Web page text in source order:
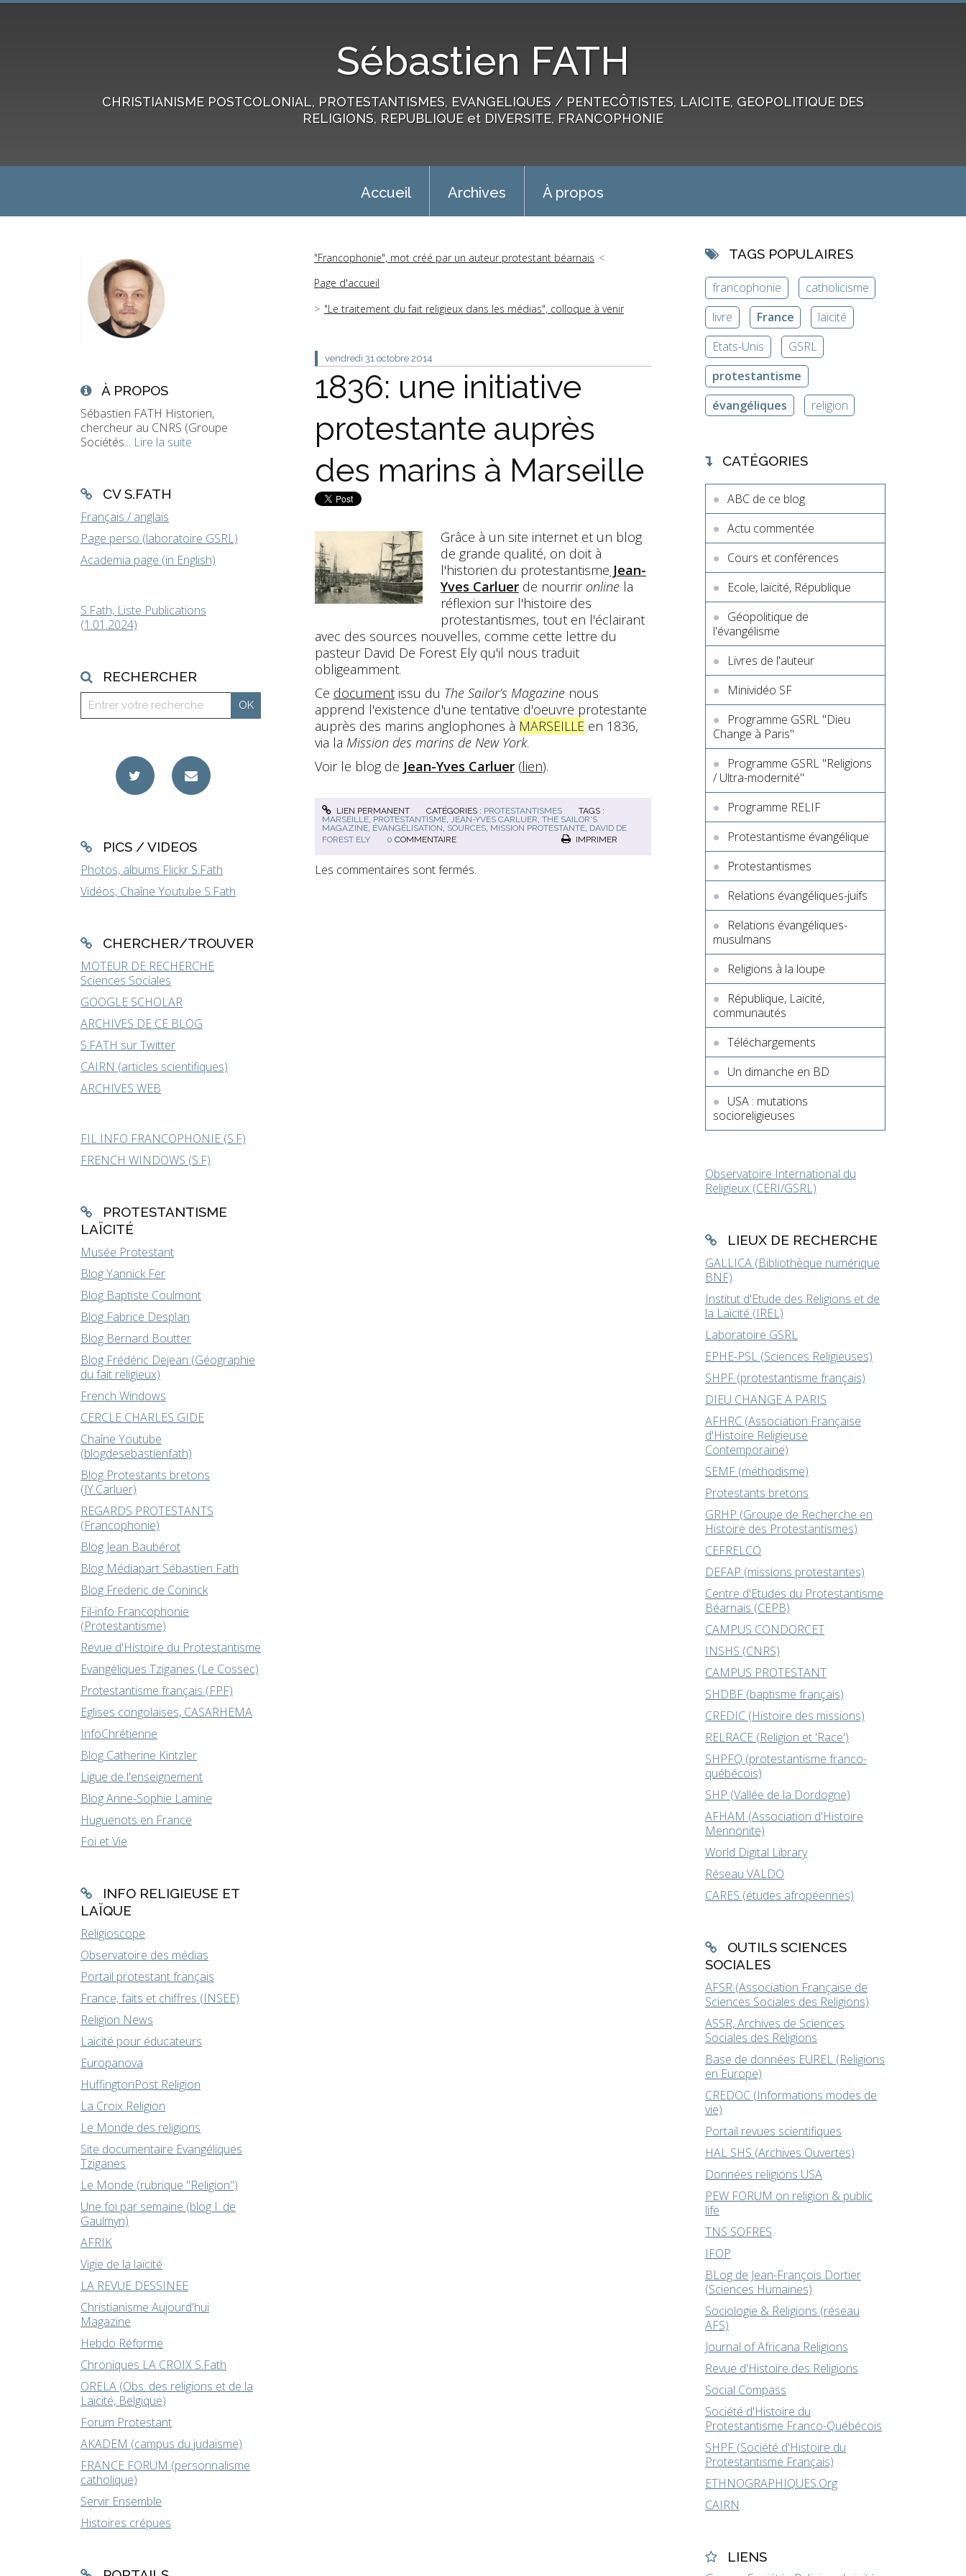
Sébastien FATH
CHRISTIANISME POSTCOLONIAL, PROTESTANTISMES, EVANGELIQUES / PENTECÔTISTES, LAICITE, GEOPOLITIQUE DES
RELIGIONS, REPUBLIQUE et DIVERSITE, FRANCOPHONIE
Accueil Archives À propos
À PROPOS
Sébastien FATH Historien,
chercheur au CNRS (Groupe
Sociétés... Lire la suite
CV S.FATH
Français / anglais
Page perso (laboratoire GSRL)
Academia page (in English)
S.Fath, Liste Publications
(1.01.2024)
RECHERCHER
PICS / VIDEOS
Photos, albums Flickr S.Fath
Vidéos, Chaîne Youtube S.Fath
CHERCHER/TROUVER
MOTEUR DE RECHERCHE
Sciences Sociales
GOOGLE SCHOLAR
ARCHIVES DE CE BLOG
S.FATH sur Twitter
CAIRN (articles scientifiques)
ARCHIVES WEB
FIL INFO FRANCOPHONIE (S.F)
FRENCH WINDOWS (S.F)
PROTESTANTISME
LAÏCITÉ
Musée Protestant
Blog Yannick Fer
Blog Baptiste Coulmont
Blog Fabrice Desplan
Blog Bernard Boutter
Blog Frédéric Dejean (Géographie
du fait religieux)
French Windows
CERCLE CHARLES GIDE
Chaîne Youtube
(blogdesebastienfath)
Blog Protestants bretons
(JY.Carluer)
REGARDS PROTESTANTS
(Francophonie)
Blog Jean Baubérot
Blog Médiapart Sébastien Fath
Blog Frederic de Coninck
Fil-info Francophonie
(Protestantisme)
Revue d'Histoire du Protestantisme
Evangéliques Tziganes (Le Cossec)
Protestantisme français (FPF)
Eglises congolaises, CASARHEMA
InfoChrétienne
Blog Catherine Kintzler
Ligue de l'enseignement
Blog Anne-Sophie Lamine
Huguenots en France
Foi et Vie
INFO RELIGIEUSE ET
LAÏQUE
Religioscope
Observatoire des médias
Portail protestant français
France, faits et chiffres (INSEE)
Religion News
Laïcité pour éducateurs
Europanova
HuffingtonPost Religion
La Croix Religion
Le Monde des religions
Site documentaire Evangéliques
Tziganes
Le Monde (rubrique "Religion")
Une foi par semaine (blog I. de
Gaulmyn)
AFRIK
Vigie de la laïcité
LA REVUE DESSINEE
Christianisme Aujourd'hui
Magazine
Hebdo Réforme
Chroniques LA CROIX S.Fath
ORELA (Obs. des religions et de la
Laïcité, Belgique)
Forum Protestant
AKADEM (campus du judaïsme)
FRANCE FORUM (personnalisme
catholique)
Servir Ensemble
Histoires crépues
"Francophonie", mot créé par un auteur protestant béarnais
Page d'accueil
"Le traitement du fait religieux dans les médias", colloque à venir
vendredi 31 octobre 2014
1836: une initiative
protestante auprès
des marins à Marseille
Grâce à un site internet et un blog
de grande qualité, on doit à
l'historien du protestantisme Jean-
Yves Carluerde nourrir onlinela
réflexion sur l'histoire des
protestantismes, tout en l'éclairant
avec des sources nouvelles, comme cette lettre du
pasteur David De Forest Ely qu'il nous traduit
obligeamment.
Ce documentissu du The Sailor’s Magazine nous
apprend l'existence d'une tentative d'oeuvre protestante
auprès des marins anglophones à MARSEILLE en 1836,
via la Mission des marins de New York.
Voir le blog de Jean-Yves Carluer(lien).
LIEN PERMANENT CATÉGORIES : PROTESTANTISMES
TAGS :
MARSEILLE, PROTESTANTISME, JEAN-YVES CARLUER, THE SAILOR'S
MAGAZINE, ÉVANGÉLISATION, SOURCES, MISSION PROTESTANTE, DAVID DE
FOREST ELY
0 COMMENTAIRE IMPRIMER
Les commentaires sont fermés.
TAGS POPULAIRES
francophonie
catholicisme
livre
France
laïcité
Etats-Unis
GSRL
protestantisme
évangéliques
religion
CATÉGORIES
ABC de ce blog
Actu commentée
Cours et conférences
Ecole, laïcité, République
Géopolitique de
l'évangélisme
Livres de l'auteur
Minividéo SF
Programme GSRL "Dieu
Change à Paris"
Programme GSRL "Religions
/ Ultra-modernité"
Programme RELIF
Protestantisme évangélique
Protestantismes
Relations évangéliques-juifs
Relations évangéliques-
musulmans
Religions à la loupe
République, Laïcité,
communautés
Téléchargements
Un dimanche en BD
USA : mutations
socioreligieuses
Observatoire International du
Religieux (CERI/GSRL)
LIEUX DE RECHERCHE
GALLICA (Bibliothèque numérique
BNF)
Institut d'Etude des Religions et de
la Laïcité (IREL)
Laboratoire GSRL
EPHE-PSL (Sciences Religieuses)
SHPF (protestantisme français)
DIEU CHANGE A PARIS
AFHRC (Association Française
d'Histoire Religieuse
Contemporaine)
SEMF (méthodisme)
Protestants bretons
GRHP (Groupe de Recherche en
Histoire des Protestantismes)
CEFRELCO
DEFAP (missions protestantes)
Centre d'Etudes du Protestantisme
Béarnais (CEPB)
CAMPUS CONDORCET
INSHS (CNRS)
CAMPUS PROTESTANT
SHDBF (baptisme français)
CREDIC (Histoire des missions)
RELRACE (Religion et 'Race')
SHPFQ (protestantisme franco-
québécois)
SHP (Vallée de la Dordogne)
AFHAM (Association d'Histoire
Mennonite)
World Digital Library
Réseau VALDO
CARES (études afropéennes)
OUTILS SCIENCES
SOCIALES
AFSR (Association Française de
Sciences Sociales des Religions)
ASSR, Archives de Sciences
Sociales des Religions
Base de données EUREL (Religions
en Europe)
CREDOC (Informations modes de
vie)
Portail revues scientifiques
HAL SHS (Archives Ouvertes)
Données religions USA
PEW FORUM on religion & public
life
TNS SOFRES
IFOP
BLog de Jean-François Dortier
(Sciences Humaines)
Sociologie & Religions (réseau
AFS)
Journal of Africana Religions
Revue d'Histoire des Religions
Social Compass
Société d'Histoire du
Protestantisme Franco-Québécois
SHPF (Société d'Histoire du
Protestantisme Français)
ETHNOGRAPHIQUES.Org
CAIRN
LIENS